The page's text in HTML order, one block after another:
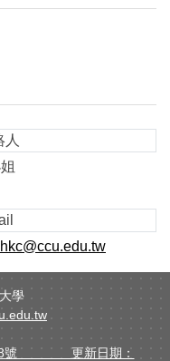
人
學
168號 更新日期：